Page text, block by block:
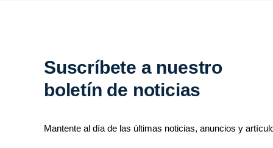
Suscríbete a nuestro
boletín de noticias
Mantente al día de las últimas noticias, anuncios y